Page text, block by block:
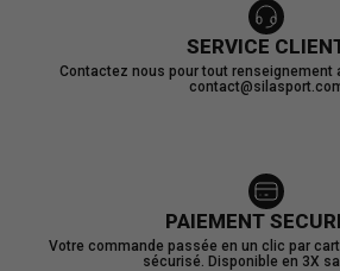
SERVICE
Contactez nous pour tout renseignement
PAIEMENT
Votre commande passée en un clic par
sécurisé. Disponible en 3X